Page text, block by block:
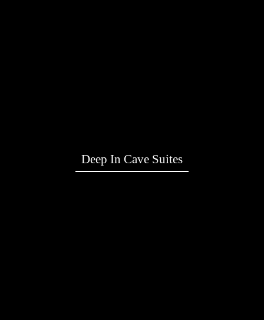
Deep In Cave Suites